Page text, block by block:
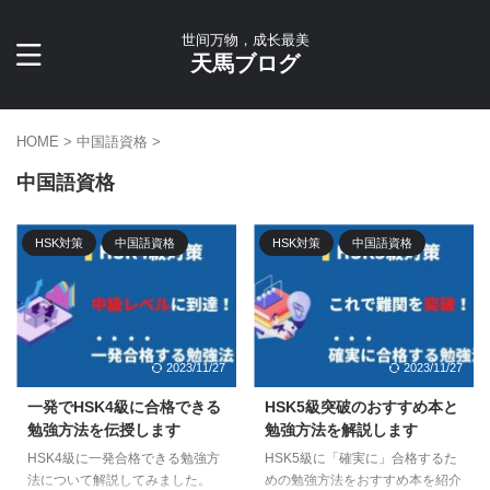
世间万物，成长最美
天馬ブログ
HOME > 中国語資格 >
中国語資格
HSK対策 中国語資格
2023/11/27
一発でHSK4級に合格できる
勉強方法を伝授します
HSK4級に一発合格できる勉強方
法について解説してみました。
HSK対策 中国語資格
2023/11/27
HSK5級突破のおすすめ本と
勉強方法を解説します
HSK5級に「確実に」合格するた
めの勉強方法をおすすめ本を紹介